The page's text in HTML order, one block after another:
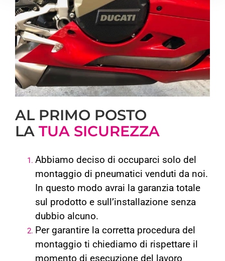
AL PRIMO POSTO
LA TUA SICUREZZA
Abbiamo deciso di occuparci solo del
montaggio di pneumatici venduti da noi.
In questo modo avrai la garanzia totale
sul prodotto e sull’installazione senza
dubbio alcuno.
Per garantire la corretta procedura del
montaggio ti chiediamo di rispettare il
momento di esecuzione del lavoro